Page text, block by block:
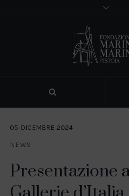
05 DICEMBRE 2024
NEWS
Presentazione